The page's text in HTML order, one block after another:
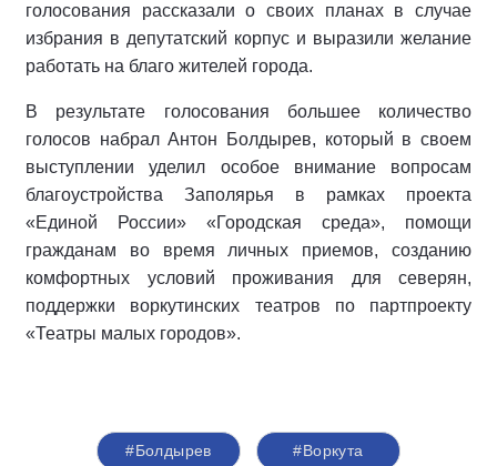
голосования рассказали о своих планах в случае
избрания в депутатский корпус и выразили желание
работать на благо жителей города.
В результате голосования большее количество
голосов набрал Антон Болдырев, который в своем
выступлении уделил особое внимание вопросам
благоустройства Заполярья в рамках проекта
«Единой России» «Городская среда», помощи
гражданам во время личных приемов, созданию
комфортных условий проживания для северян,
поддержки воркутинских театров по партпроекту
«Театры малых городов».
#Болдырев #Воркута